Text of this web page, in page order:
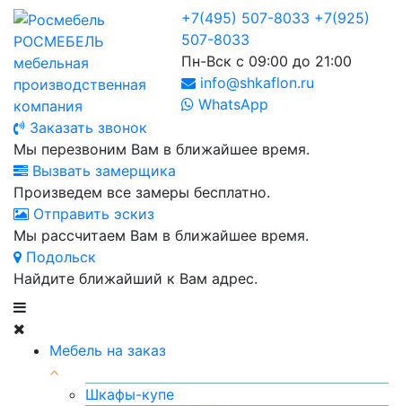
РОСМЕБЕЛЬ
мебельная
производственная
компания
+7(495) 507-8033 +7(925)
507-8033
Пн-Вск с 09:00 до 21:00
info@shkaflon.ru
WhatsApp
Заказать звонок
Мы перезвоним Вам в ближайшее время.
Вызвать замерщика
Произведем все замеры бесплатно.
Отправить эскиз
Мы рассчитаем Вам в ближайшее время.
Подольск
Найдите ближайший к Вам адрес.
Мебель на заказ
Шкафы-купе